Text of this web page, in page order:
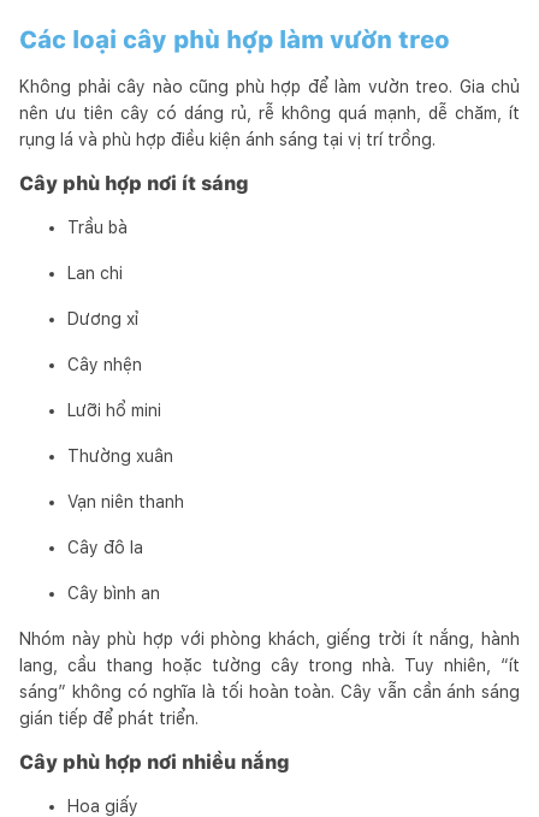
Các loại cây phù hợp làm vườn treo
Không phải cây nào cũng phù hợp để làm vườn treo. Gia chủ
nên ưu tiên cây có dáng rủ, rễ không quá mạnh, dễ chăm, ít
rụng lá và phù hợp điều kiện ánh sáng tại vị trí trồng.
Cây phù hợp nơi ít sáng
Trầu bà
Lan chi
Dương xỉ
Cây nhện
Lưỡi hổ mini
Thường xuân
Vạn niên thanh
Cây đô la
Cây bình an
Nhóm này phù hợp với phòng khách, giếng trời ít nắng, hành
lang, cầu thang hoặc tường cây trong nhà. Tuy nhiên, “ít
sáng” không có nghĩa là tối hoàn toàn. Cây vẫn cần ánh sáng
gián tiếp để phát triển.
Cây phù hợp nơi nhiều nắng
Hoa giấy